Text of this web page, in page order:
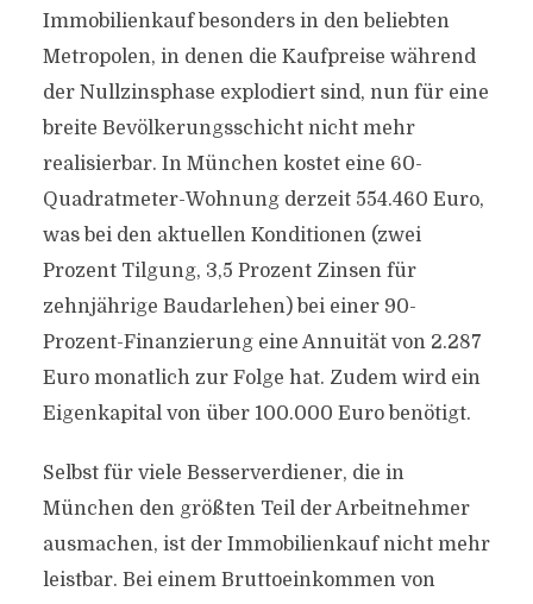
Immobilienkauf besonders in den beliebten
Metropolen, in denen die Kaufpreise während
der Nullzinsphase explodiert sind, nun für eine
breite Bevölkerungsschicht nicht mehr
realisierbar. In München kostet eine 60-
Quadratmeter-Wohnung derzeit 554.460 Euro,
was bei den aktuellen Konditionen (zwei
Prozent Tilgung, 3,5 Prozent Zinsen für
zehnjährige Baudarlehen) bei einer 90-
Prozent-Finanzierung eine Annuität von 2.287
Euro monatlich zur Folge hat. Zudem wird ein
Eigenkapital von über 100.000 Euro benötigt.
Selbst für viele Besserverdiener, die in
München den größten Teil der Arbeitnehmer
ausmachen, ist der Immobilienkauf nicht mehr
leistbar. Bei einem Bruttoeinkommen von